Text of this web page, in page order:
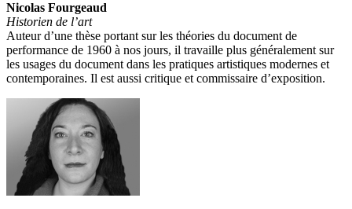
Nicolas Fourgeaud
Historien de l’art
Auteur d’une thèse portant sur les théories du document de
performance de 1960 à nos jours, il travaille plus généralement sur
les usages du document dans les pratiques artistiques modernes et
contemporaines. Il est aussi critique et commissaire d’exposition.